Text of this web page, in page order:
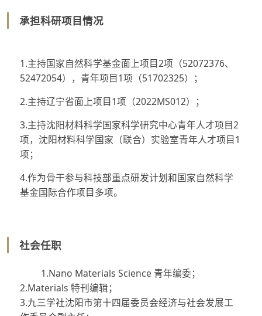
承担科研项目情况
1.主持国家自然科学基金面上项目2项（52072376、
52472054），青年项目1项（51702325）；
2.主持辽宁省面上项目1项（2022MS012）；
3.主持沈阳材料科学国家科学研究中心青年人才项目2
项，沈阳材料科学国家（联合）实验室青年人才项目1
项；
4.作为骨干参与科技部重点研发计划和国家自然科学
基金国际合作项目多项。
社会任职
1.Nano Materials Science 青年编委；
2.Materials 特刊编辑；
3.九三学社沈阳市第十四届委员会经济与社会发展工